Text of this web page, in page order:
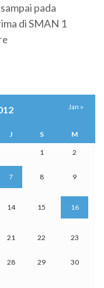
pada
di SMAN 1
J S M
1 2
7 8 9
14 15 16
21 22 23
28 29 30
Jan »